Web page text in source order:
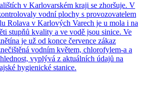
v Karlovarském kraji se zhoršuje. V
vodní plochy s provozovatelem
Rolava v Karlových Varech je u mola i na
stupňů kvality a ve vodě jsou sinice. Ve
je už od konce července zákaz
vodním květem, chlorofylem-a a
vyplývá z aktuálních údajů na
hygienické stanice.